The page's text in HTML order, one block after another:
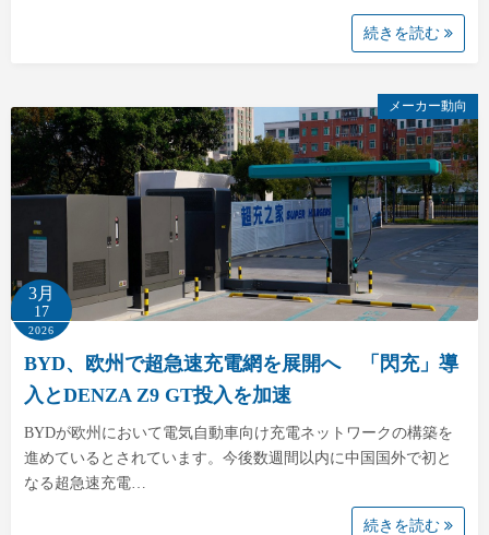
続きを読む
メーカー動向
3月
17
2026
BYD、欧州で超急速充電網を展開へ 「閃充」導
入とDENZA Z9 GT投入を加速
BYDが欧州において電気自動車向け充電ネットワークの構築を
進めているとされています。今後数週間以内に中国国外で初と
なる超急速充電…
続きを読む